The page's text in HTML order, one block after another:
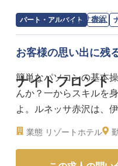
パート・アルバイト 宿泊
ナイトフロント
求人情報：ルネッサ赤沢 の
お客様の思い出に残
簡単なパソコンの基本
んか？一からスキルを
よ。ルネッサ赤沢は、
ランスよくコーディネ
業態 リゾートホテル